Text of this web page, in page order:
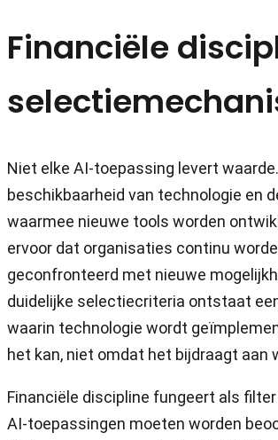
Financiële
Niet elke AI-toepassing levert
beschikbaarheid van technologie en
waarmee nieuwe tools worden
ervoor dat organisaties continu
geconfronteerd met nieuwe
duidelijke selectiecriteria ontstaat
waarin technologie wordt
het kan, niet omdat het bijdraagt aan
Financiële discipline fungeert als
AI-toepassingen moeten worden